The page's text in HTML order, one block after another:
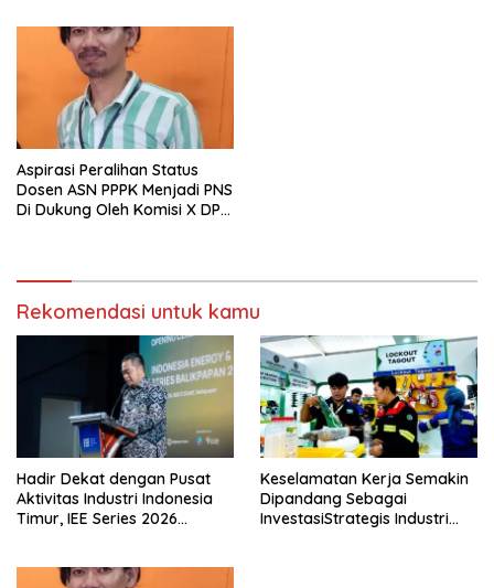
Aspirasi Peralihan Status
Dosen ASN PPPK Menjadi PNS
Di Dukung Oleh Komisi X DPR
Rekomendasi untuk kamu
Hadir Dekat dengan Pusat
Aktivitas Industri Indonesia
Timur, IEE Series 2026
Keselamatan Kerja Semakin
Dipandang Sebagai
InvestasiStrategis Industri